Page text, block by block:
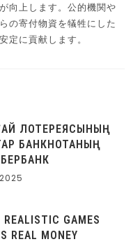
向上します。公的機関や
の寄付物資を犠牲にした
定に貢献します。
ЛОТЕРЕЯСЫНЫҢ
БАНКНОТАНЫҢ
REALISTIC GAMES
REAL MONEY